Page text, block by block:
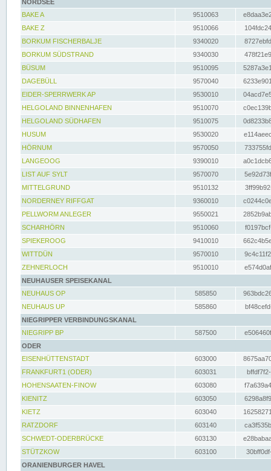
NORDSEE
BAKE A
9510063
BAKE Z
9510066
BORKUM FISCHERBALJE
9340020
BORKUM SÜDSTRAND
9340030
BÜSUM
9510095
DAGEBÜLL
9570040
EIDER-SPERRWERK AP
9530010
HELGOLAND BINNENHAFEN
9510070
HELGOLAND SÜDHAFEN
9510075
HUSUM
9530020
HÖRNUM
9570050
LANGEOOG
9390010
LIST AUF SYLT
9570070
MITTELGRUND
9510132
NORDERNEY RIFFGAT
9360010
PELLWORM ANLEGER
9550021
SCHARHÖRN
9510060
SPIEKEROOG
9410010
WITTDÜN
9570010
ZEHNERLOCH
9510010
NEUHAUSER SPEISEKANAL
NEUHAUS OP
585850
NEUHAUS UP
585860
NIEGRIPPER VERBINDUNGSKANAL
NIEGRIPP BP
587500
ODER
EISENHÜTTENSTADT
603000
FRANKFURT1 (ODER)
603031
HOHENSAATEN-FINOW
603080
KIENITZ
603050
KIETZ
603040
RATZDORF
603140
SCHWEDT-ODERBRÜCKE
603130
STÜTZKOW
603100
ORANIENBURGER HAVEL